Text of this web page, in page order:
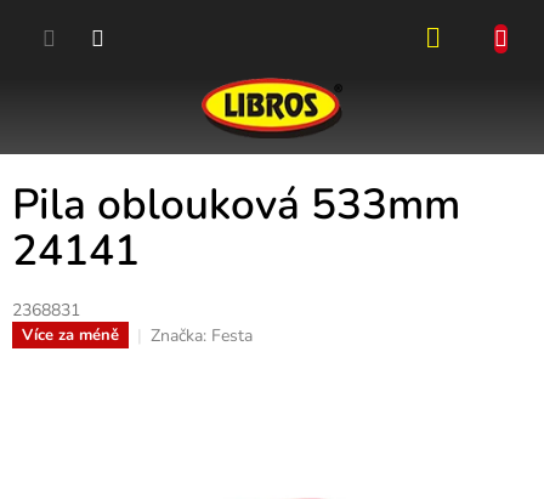
Pila oblouková 533mm
24141
2368831
Více za méně Značka: Festa